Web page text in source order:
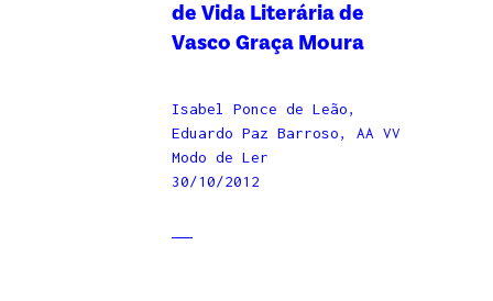
de Vida Literária de
Vasco Graça Moura
Isabel Ponce de Leão,
Eduardo Paz Barroso, AA VV
Modo de Ler
30/10/2012